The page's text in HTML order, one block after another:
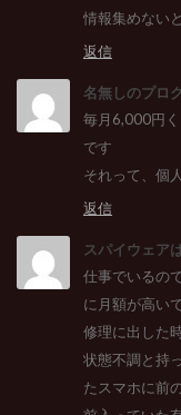
情報集めない
返信
名無しのプロ
毎月6,000円
です
それって、個
返信
スパイウェア
仕事でいるの
に月額が高いで
修理に出した
状態不調と持
たスマホに前